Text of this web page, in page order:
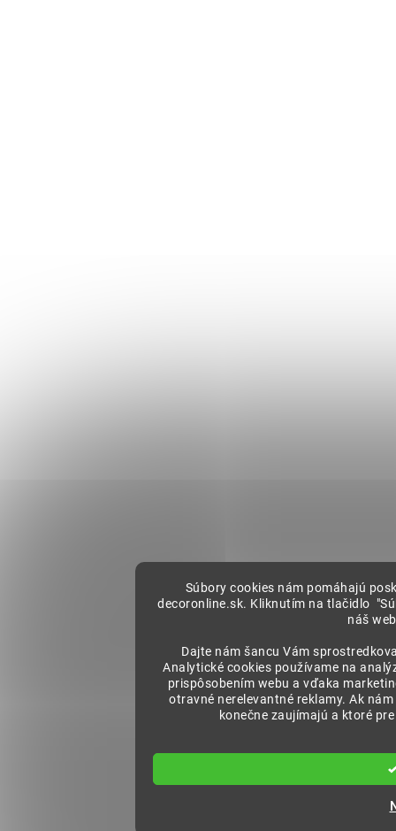
Súbory cookies nám pomáhajú
decoronline.sk. Kliknutím na tlačidlo
náš
Dajte nám šancu Vám
Analytické cookies používame na
prispôsobením webu a vďaka
otravné nerelevantné reklamy. Ak
konečne zaujímajú a ktoré